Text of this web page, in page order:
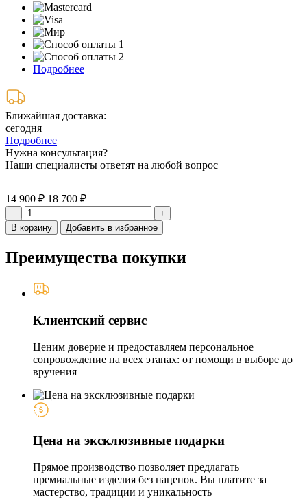
Подробнее
Ближайшая доставка:
сегодня
Подробнее
Нужна консультация?
Наши специалисты ответят на любой вопрос
14 900 ₽ 18 700 ₽
−
+
В корзину
Добавить в избранное
Преимущества покупки
Клиентский сервис
Ценим доверие и предоставляем персональное
сопровождение на всех этапах: от помощи в выборе до
вручения
Цена на эксклюзивные подарки
Прямое производство позволяет предлагать
премиальные изделия без наценок. Вы платите за
мастерство, традиции и уникальность